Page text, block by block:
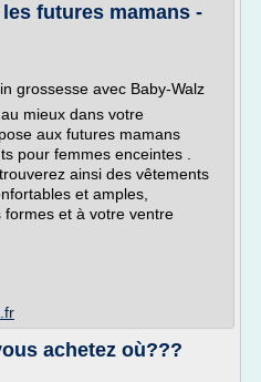
futures mamans -
grossesse avec Baby-Walz
mieux dans votre
aux futures mamans
pour femmes enceintes .
ainsi des vêtements
et amples,
et à votre ventre
achetez où???